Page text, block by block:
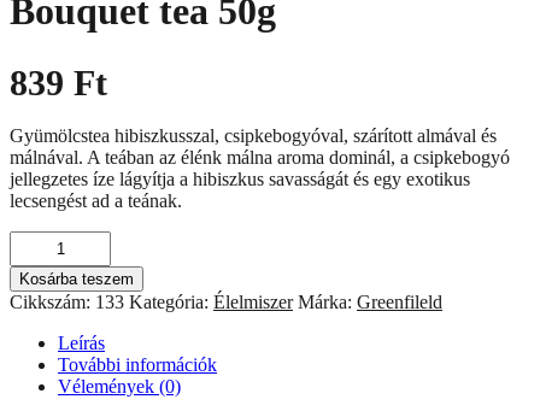
Bouquet tea 50g
839 Ft
Gyümölcstea hibiszkusszal, csipkebogyóval, szárított almával és
málnával. A teában az élénk málna aroma dominál, a csipkebogyó
jellegzetes íze lágyítja a hibiszkus savasságát és egy exotikus
lecsengést ad a teának.
GREENFIELD
Summer
Bouquet
tea
mennyiség
Kosárba teszem
Cikkszám: 133 Kategória: Élelmiszer Márka: Greenfileld
Leírás
További információk
Vélemények (0)